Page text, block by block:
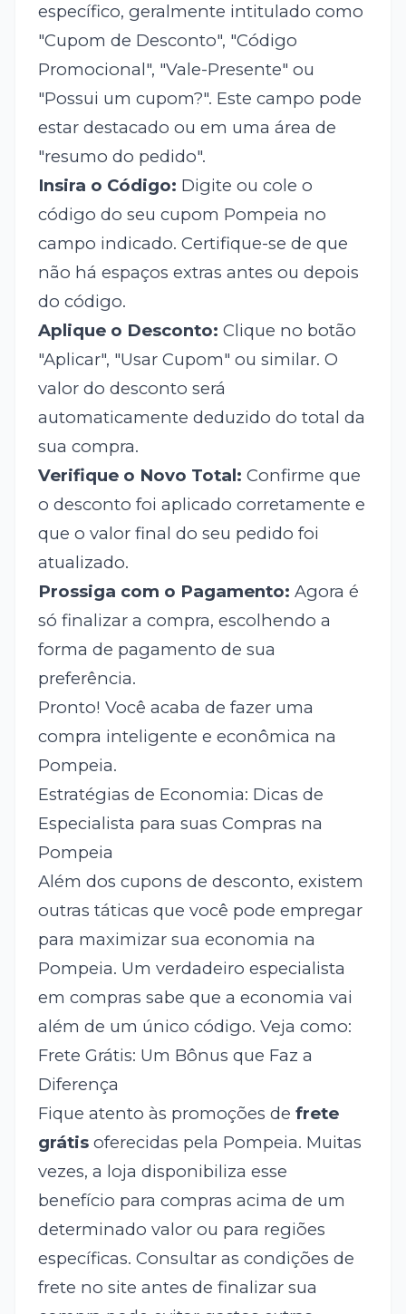
específico, geralmente intitulado como
"Cupom de Desconto", "Código
Promocional", "Vale-Presente" ou
"Possui um cupom?". Este campo pode
estar destacado ou em uma área de
"resumo do pedido".
Insira o Código: Digite ou cole o
código do seu cupom Pompeia no
campo indicado. Certifique-se de que
não há espaços extras antes ou depois
do código.
Aplique o Desconto: Clique no botão
"Aplicar", "Usar Cupom" ou similar. O
valor do desconto será
automaticamente deduzido do total da
sua compra.
Verifique o Novo Total: Confirme que
o desconto foi aplicado corretamente e
que o valor final do seu pedido foi
atualizado.
Prossiga com o Pagamento: Agora é
só finalizar a compra, escolhendo a
forma de pagamento de sua
preferência.
Pronto! Você acaba de fazer uma
compra inteligente e econômica na
Pompeia.
Estratégias de Economia: Dicas de
Especialista para suas Compras na
Pompeia
Além dos cupons de desconto, existem
outras táticas que você pode empregar
para maximizar sua economia na
Pompeia. Um verdadeiro especialista
em compras sabe que a economia vai
além de um único código. Veja como:
Frete Grátis: Um Bônus que Faz a
Diferença
Fique atento às promoções de frete
grátisoferecidas pela Pompeia. Muitas
vezes, a loja disponibiliza esse
benefício para compras acima de um
determinado valor ou para regiões
específicas. Consultar as condições de
frete no site antes de finalizar sua